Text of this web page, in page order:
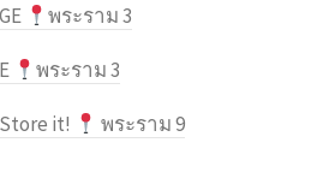
พระราม 3
พระราม 3
it! พระราม 9